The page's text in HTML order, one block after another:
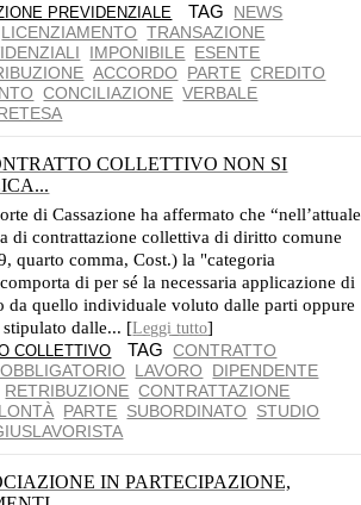
PREVIDENZIALE TAG NEWS
LICENZIAMENTO TRANSAZIONE
IMPONIBILE ESENTE
ACCORDO PARTE CREDITO
CONCILIAZIONE VERBALE
COLLETTIVO NON SI
di Cassazione ha affermato che “nell’attuale
di contrattazione collettiva di diritto comune
quarto comma, Cost.) la "categoria
di per sé la necessaria applicazione di
da quello individuale voluto dalle parti oppure
dalle... [Leggi tutto]
COLLETTIVO TAGCONTRATTO
LAVORO
DIPENDENTE
RETRIBUZIONE CONTRATTAZIONE
PARTE SUBORDINATO
STUDIO
IN PARTECIPAZIONE,